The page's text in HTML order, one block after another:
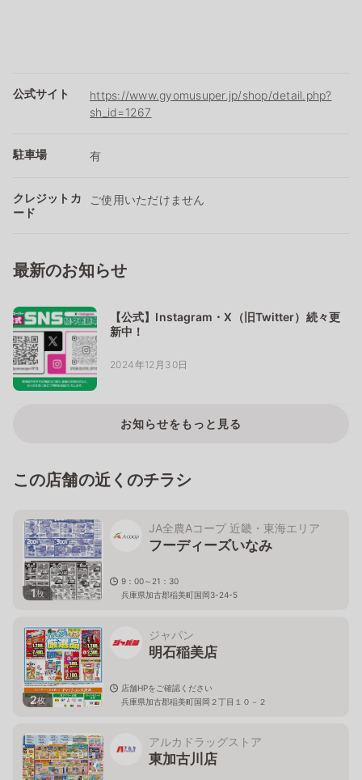
公式サイト
https://www.gyomusuper.jp/shop/detail.php?
sh_id=1267
駐車場 有
クレジットカ
ード
ご使用いただけません
最新のお知らせ
【公式】Instagram・X（旧Twitter）続々更
新中！
2024年12月30日
お知らせをもっと見る
この店舗の近くのチラシ
1枚
JA全農Aコープ 近畿・東海エリア
フーディーズいなみ
9：00～21：30
兵庫県加古郡稲美町国岡3-24-5
2枚
ジャパン
明石稲美店
店舗HPをご確認ください
兵庫県加古郡稲美町国岡２丁目１０－２
アルカドラッグストア
東加古川店